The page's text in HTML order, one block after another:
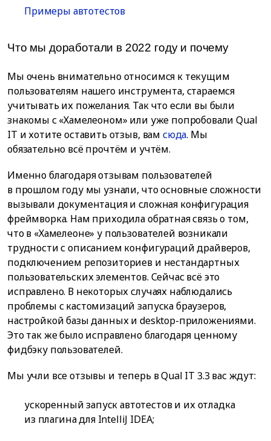
Примеры автотестов
Что мы доработали в 2022 году и почему
Мы очень внимательно относимся к текущим
пользователям нашего инструмента, стараемся
учитывать их пожелания. Так что если вы были
знакомы с «Хамелеоном» или уже попробовали Qual
IT и хотите оставить отзыв, вам сюда. Мы
обязательно всё прочтём и учтём.
Именно благодаря отзывам пользователей
в прошлом году мы узнали, что основные сложности
вызывали документация и сложная конфигурация
фреймворка. Нам приходила обратная связь о том,
что в «Хамелеоне» у пользователей возникали
трудности с описанием конфигураций драйверов,
подключением репозиториев и нестандартных
пользовательских элементов. Сейчас всё это
исправлено. В некоторых случаях наблюдались
проблемы с кастомизаций запуска браузеров,
настройкой базы данных и desktop-приложениями.
Это так же было исправлено благодаря ценному
фидбэку пользователей.
Мы учли все отзывы и теперь в Qual IT 3.3 вас ждут:
ускоренный запуск автотестов и их отладка
из плагина для IntelliJ IDEA;